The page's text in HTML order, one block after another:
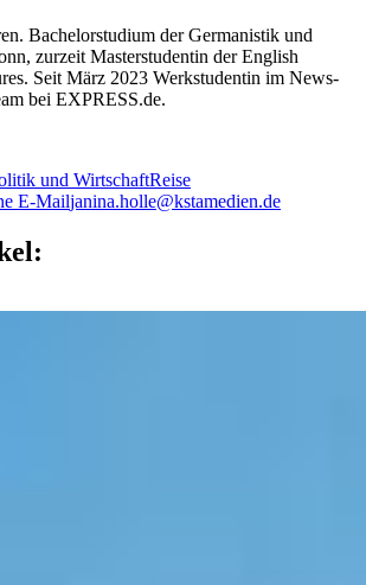
Bachelorstudium der Germanistik und
zurzeit Masterstudentin der English
Seit März 2023 Werkstudentin im News-
bei EXPRESS.de.
und WirtschaftReise
E-Mailjanina.holle@kstamedien.de